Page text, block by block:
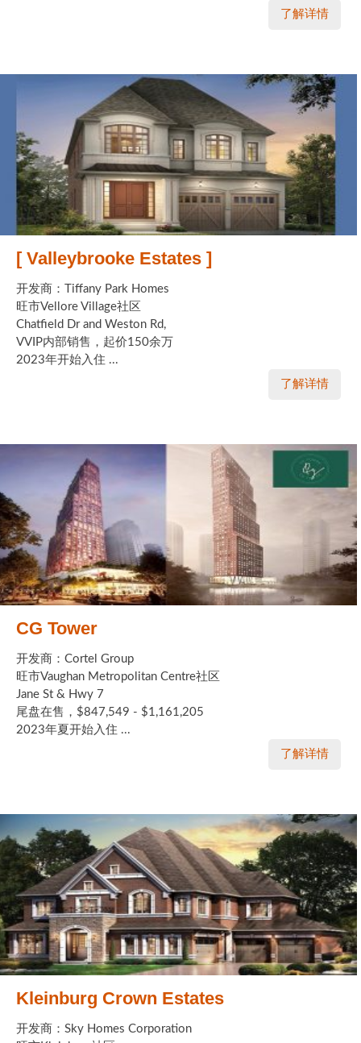
了解详情
[ Valleybrooke Estates ]
开发商：Tiffany Park Homes
旺市Vellore Village社区
Chatfield Dr and Weston Rd,
VVIP内部销售，起价150余万
2023年开始入住 ...
了解详情
CG Tower
开发商：Cortel Group
旺市Vaughan Metropolitan Centre社区
Jane St & Hwy 7
尾盘在售，$847,549 - $1,161,205
2023年夏开始入住 ...
了解详情
Kleinburg Crown Estates
开发商：Sky Homes Corporation